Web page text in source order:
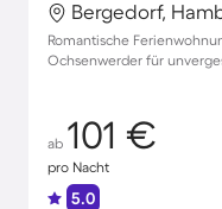
Bergedorf,
Romantische
Ochsenwerder für
ab 101 €
pro Nacht
5.0